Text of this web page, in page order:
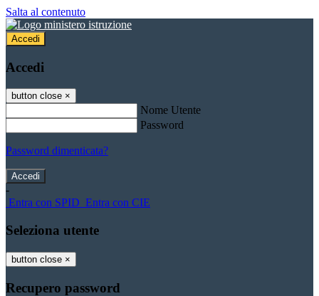
Salta al contenuto
Accedi
Accedi
button close ×
Nome Utente
Password
Password dimenticata?
-
Entra con SPID Entra con CIE
Seleziona utente
button close ×
Recupero password